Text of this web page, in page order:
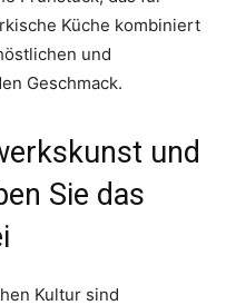
Küche kombiniert
und
Geschmack.
und
Sie das
Kultur sind